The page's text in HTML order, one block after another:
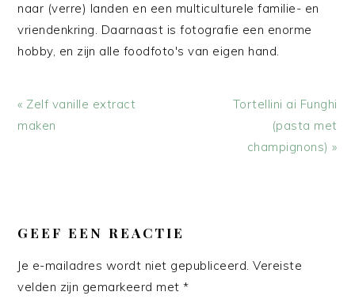
naar (verre) landen en een multiculturele familie- en
vriendenkring. Daarnaast is fotografie een enorme
hobby, en zijn alle foodfoto's van eigen hand.
Vorig
bericht:
« Zelf vanille extract
maken
Volgend
bericht:
Tortellini ai Funghi
(pasta met
champignons) »
INTERACTIES
GEEF EEN REACTIE
Je e-mailadres wordt niet gepubliceerd. Vereiste
velden zijn gemarkeerd met*